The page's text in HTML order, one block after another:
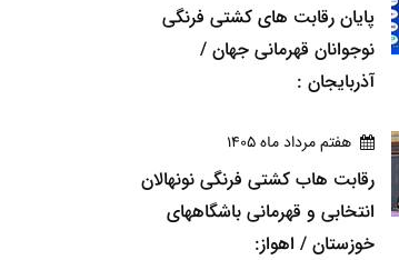
پایان رقابت های کشتی فرنگی
نوجوانان قهرمانی جهان /
آذربایجان :
هفتم مرداد ماه 1405
رقابت هاب کشتی فرنگی نونهالان
انتخابی و قهرمانی باشگاههای
خوزستان / اهواز: